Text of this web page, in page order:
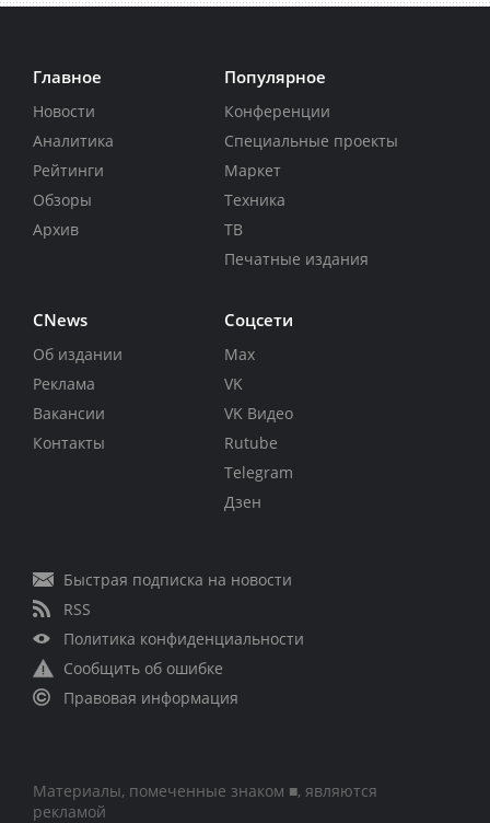
Главное
Новости
Аналитика
Рейтинги
Обзоры
Архив
Популярное
Конференции
Специальные проекты
Маркет
Техника
ТВ
Печатные издания
CNews
Об издании
Реклама
Вакансии
Контакты
Соцсети
Max
VK
VK Видео
Rutube
Telegram
Дзен
Быстрая подписка на новости
RSS
Политика конфиденциальности
Сообщить об ошибке
Правовая информация
Материалы, помеченные знаком ■, являются
рекламой